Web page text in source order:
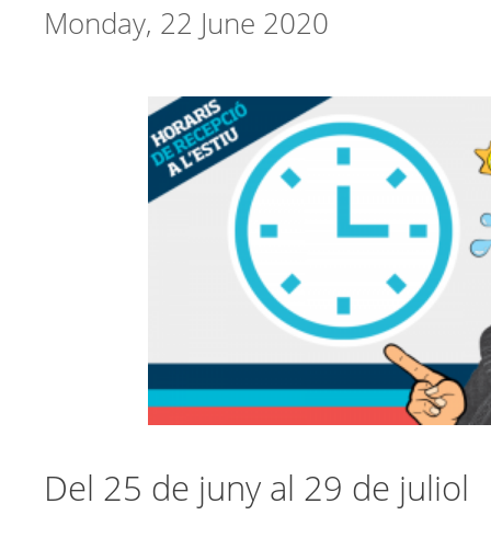
Monday, 22 June 2020
Del 25 de juny al 29 de juliol